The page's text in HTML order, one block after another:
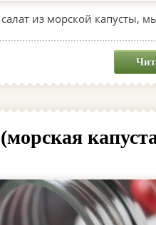
из морской капусты,